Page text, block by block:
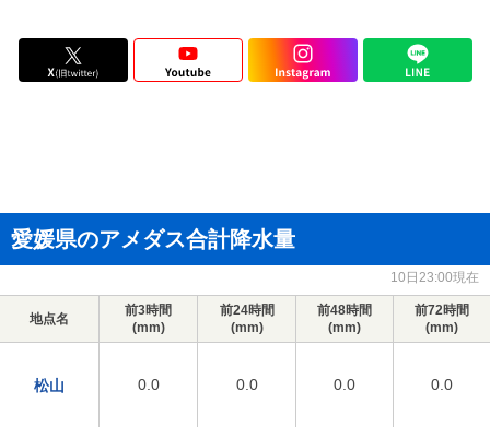
愛媛県のアメダス合計降水量
10日23:00現在
地点名
前3時間
(mm)
前24時間
(mm)
前48時間
(mm)
前72時間
(mm)
松山 0.0 0.0 0.0 0.0